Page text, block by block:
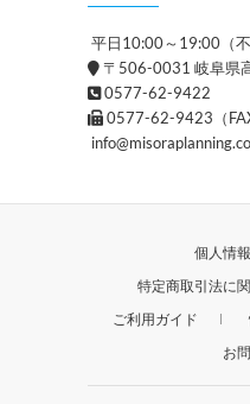
平日10:00～19:00（不
〒506-0031 岐阜県
0577-62-9422
0577-62-9423（FAX
個人情
特定商取引法に
ご利用ガイド
お